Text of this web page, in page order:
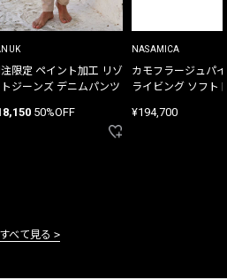
限定 ペイント加工 リゾ
ジーンズ デニムパンツ
50%OFF
NASAMICA
カモフラージュパ
ライビング ソフト
¥194,700
すべて見る